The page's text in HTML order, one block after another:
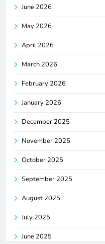
June 2026
May 2026
April 2026
March 2026
February 2026
January 2026
December 2025
November 2025
October 2025
September 2025
August 2025
July 2025
June 2025